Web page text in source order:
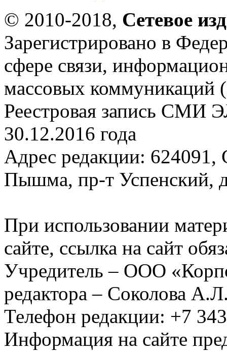
© 2010-2018, Сетевое
Зарегистрировано в
сфере связи,
массовых коммуникаций
Реестровая запись СМИ
30.12.2016 года
Адрес редакции: 624091,
Пышма, пр-т Успенский,
При использовании
сайте, ссылка на сайт
Учредитель – ООО
редактора – Соколова
Телефон редакции: +7
Информация на сайте